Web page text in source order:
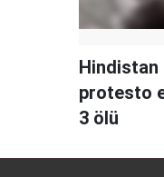
protesto
3 ölü